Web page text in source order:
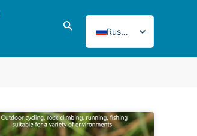
Поиск
Russian
English
Japanese
Korean